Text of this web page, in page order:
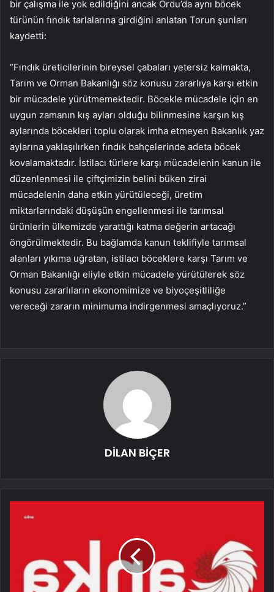
bir çalışma ile yok edildiğini ancak Ordu’da aynı böcek
türünün fındık tarlalarına girdiğini anlatan Torun şunları
kaydetti:
“Fındık üreticilerinin bireysel çabaları yetersiz kalmakta,
Tarım ve Orman Bakanlığı söz konusu zararlıya karşı etkin
bir mücadele yürütmemektedir. Böcekle mücadele için en
uygun zamanın kış ayları olduğu bilinmesine karşın kış
aylarında böcekleri toplu olarak imha etmeyen Bakanlık yaz
aylarına yaklaşılırken fındık bahçelerinde adeta böcek
kovalamaktadır. İstilacı türlere karşı mücadelenin kanun ile
düzenlenmesi ile çiftçimizin belini büken zirai
mücadelenin daha etkin yürütüleceği, üretim
miktarlarındaki düşüşün engellenmesi ile tarımsal
ürünlerin ülkemizde yarattığı katma değerin artacağı
öngörülmektedir. Bu bağlamda kanun teklifiyle tarımsal
alanları yıkıma uğratan, istilacı böceklere karşı Tarım ve
Orman Bakanlığı eliyle etkin mücadele yürütülerek söz
konusu zararlıların ekonomimize ve biyoçeşitliliğe
vereceği zararın minimuma indirgenmesi amaçlıyoruz.”
DİLAN BİÇER